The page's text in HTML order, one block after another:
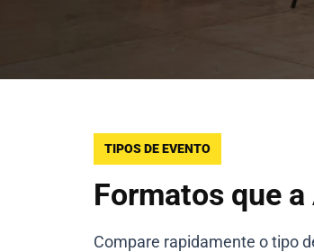
TIPOS DE EVENTO
Formatos que
Compare rapidamente o tipo